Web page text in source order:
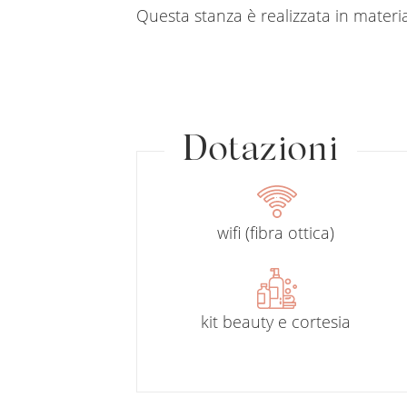
Questa stanza è realizzata in
Dotazioni
wifi (fibra ottica)
kit beauty e cortesia